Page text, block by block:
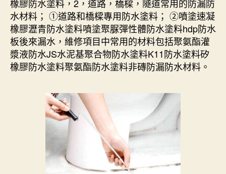
橡膠防水塗料，2，道路，橋樑，隧道常用的防漏防
水材料； ①道路和橋樑專用防水塗料； ②噴塗速凝
橡膠瀝青防水塗料噴塗聚脲彈性體防水塗料hdp防水
板後來漏水，維修項目中常用的材料包括聚氨酯灌
漿液防水JS水泥基聚合物防水塗料K11防水塗料矽
橡膠防水塗料聚氨酯防水塗料非磚防漏防水材料。